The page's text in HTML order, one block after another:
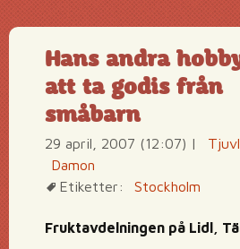
innehåll
Hans andra
att ta godis från
småbarn
29 april, 2007 (12:07) |
Damon
Etiketter:
Stockholm
Fruktavdelningen på Lidl,